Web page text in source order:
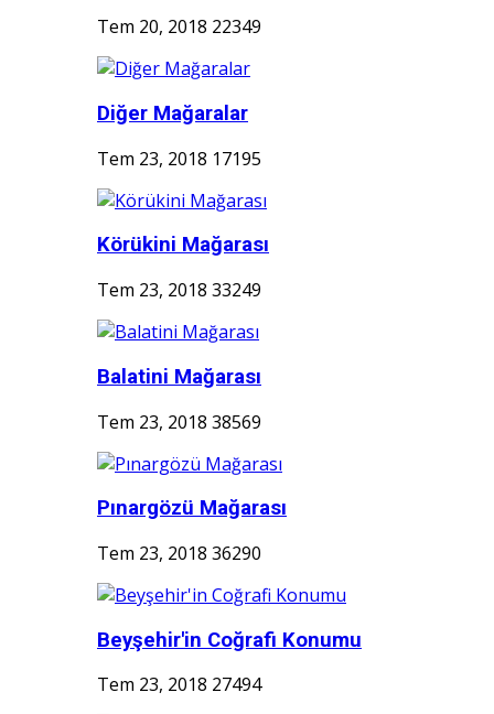
Tem 20, 2018 22349
Diğer Mağaralar
Tem 23, 2018 17195
Körükini Mağarası
Tem 23, 2018 33249
Balatini Mağarası
Tem 23, 2018 38569
Pınargözü Mağarası
Tem 23, 2018 36290
Beyşehir'in Coğrafi Konumu
Tem 23, 2018 27494